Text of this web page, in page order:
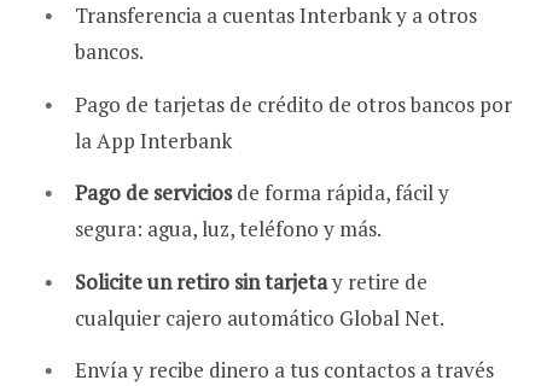
Transferencia a cuentas Interbank y a otros
bancos.
Pago de tarjetas de crédito de otros bancos por
la App Interbank
Pago de serviciosde forma rápida, fácil y
segura: agua, luz, teléfono y más.
Solicite un retiro sin tarjetay retire de
cualquier cajero automático Global Net.
Envía y recibe dinero a tus contactos a través